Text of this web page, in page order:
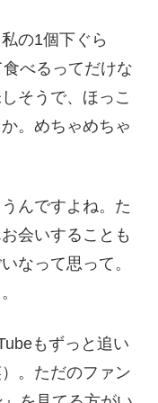
の1個下ぐら
べるってだけな
そうで、ほっこ
。めちゃめちゃ
んですよね。た
会いすることも
なって思って。
もずっと追い
。ただのファン